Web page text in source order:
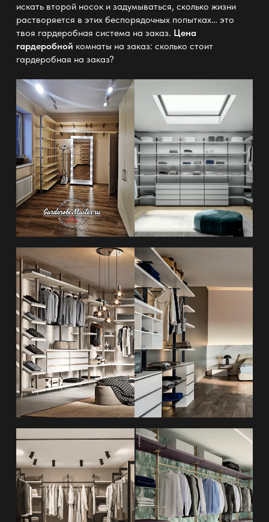
искать второй носок и задумываться, сколько жизни
растворяется в этих беспорядочных попытках… это
твоя гардеробная система на заказ. Цена
гардеробной комнаты на заказ: сколько стоит
гардеробная на заказ?